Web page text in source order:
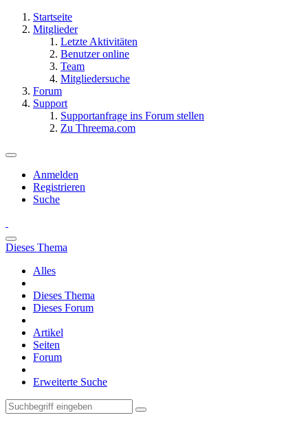
Startseite
Mitglieder
Letzte Aktivitäten
Benutzer online
Team
Mitgliedersuche
Forum
Support
Supportanfrage ins Forum stellen
Zu Threema.com
Anmelden
Registrieren
Suche
Dieses Thema
Alles
Dieses Thema
Dieses Forum
Artikel
Seiten
Forum
Erweiterte Suche